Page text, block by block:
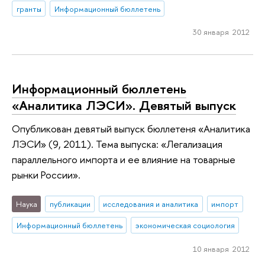
гранты
Информационный бюллетень
30 января 2012
Информационный бюллетень
«Аналитика ЛЭСИ». Девятый выпуск
Опубликован девятый выпуск бюллетеня «Аналитика
ЛЭСИ» (9, 2011). Тема выпуска: «Легализация
параллельного импорта и ее влияние на товарные
рынки России».
Наука публикации исследования и аналитика
импорт
Информационный бюллетень
экономическая социология
10 января 2012